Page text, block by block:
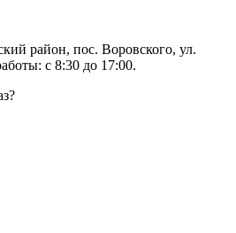
район, пос. Воровского, ул.
с 8:30 до 17:00.